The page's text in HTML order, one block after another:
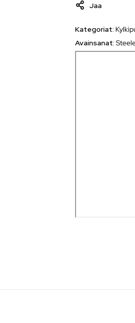
Jaa
Kategoriat:
Avainsanat: